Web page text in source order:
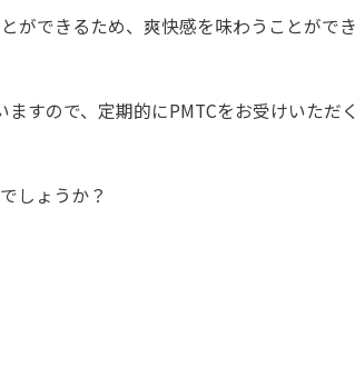
ができるため、爽快感を味わうことがで
すので、定期的にPMTCをお受けいただ
しょうか？